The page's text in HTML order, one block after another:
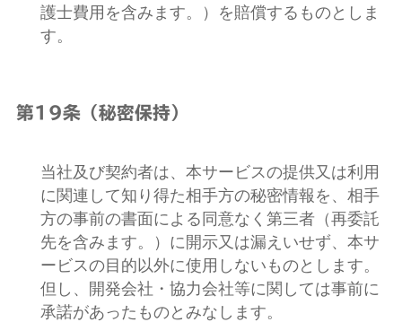
護士費用を含みます。）を賠償するものとしま
す。
第19条（秘密保持）
当社及び契約者は、本サービスの提供又は利用
に関連して知り得た相手方の秘密情報を、相手
方の事前の書面による同意なく第三者（再委託
先を含みます。）に開示又は漏えいせず、本サ
ービスの目的以外に使用しないものとします。
但し、開発会社・協力会社等に関しては事前に
承諾があったものとみなします。